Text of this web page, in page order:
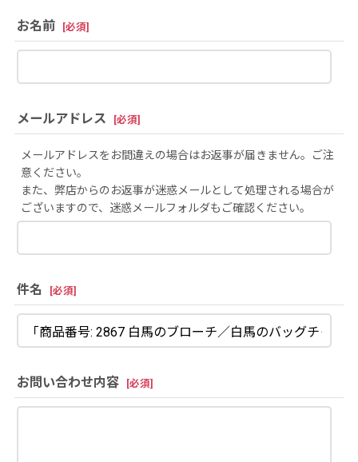
お名前 [必須]
メールアドレス [必須]
メールアドレスをお間違えの場合はお返事が届きません。ご注
意ください。
また、弊店からのお返事が迷惑メールとして処理される場合が
ございますので、迷惑メールフォルダもご確認ください。
件名 [必須]
お問い合わせ内容 [必須]